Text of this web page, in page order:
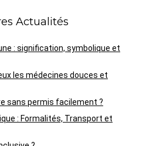
Actualités
: signification, symbolique et
les médecines douces et
sans permis facilement ?
: Formalités, Transport et